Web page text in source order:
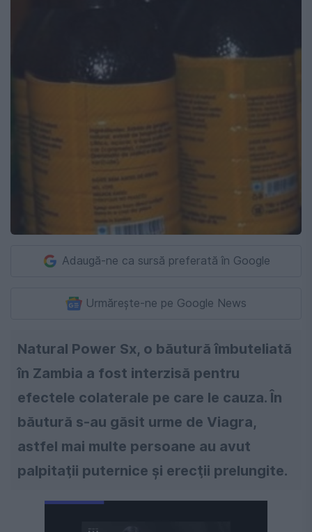
Adaugă-ne ca sursă preferată în Google
Urmărește-ne pe Google News
Natural Power Sx, o băutură îmbuteliată
în Zambia a fost interzisă pentru
efectele colaterale pe care le cauza. În
băutură s-au găsit urme de Viagra,
astfel mai multe persoane au avut
palpitaţii puternice şi erecţii prelungite.